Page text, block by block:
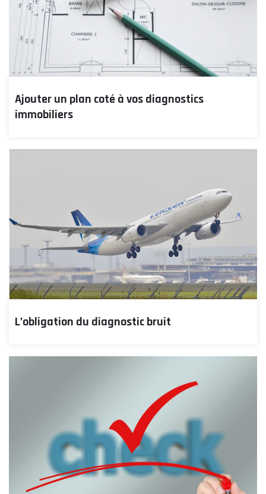
Ajouter un plan coté à vos diagnostics
immobiliers
L’obligation du diagnostic bruit